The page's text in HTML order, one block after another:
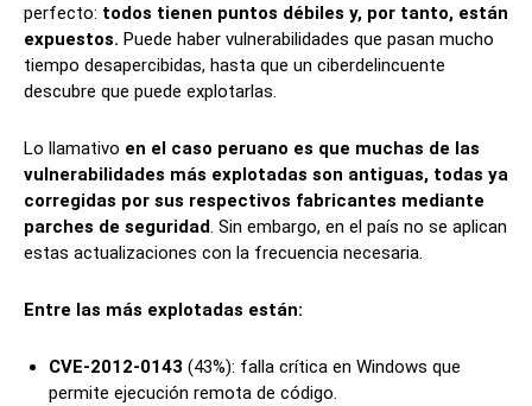
perfecto: todos tienen puntos débiles y, por tanto, están
expuestos. Puede haber vulnerabilidades que pasan mucho
tiempo desapercibidas, hasta que un ciberdelincuente
descubre que puede explotarlas.
Lo llamativo en el caso peruano es que muchas de las
vulnerabilidades más explotadas son antiguas, todas ya
corregidas por sus respectivos fabricantes mediante
parches de seguridad. Sin embargo, en el país no se aplican
estas actualizaciones con la frecuencia necesaria.
Entre las más explotadas están:
CVE-2012-0143 (43%): falla crítica en Windows que
permite ejecución remota de código.